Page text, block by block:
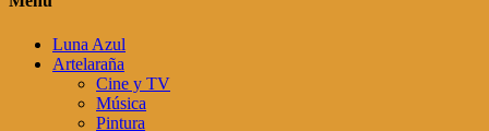
Luna Azul
Artelaraña
Cine y TV
Música
Pintura